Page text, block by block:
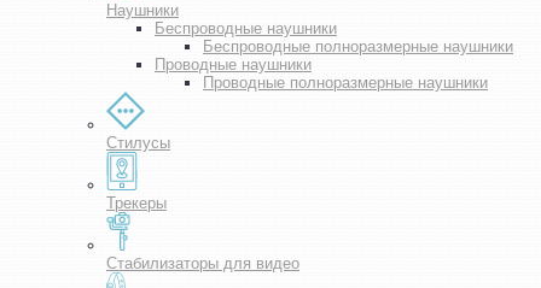
Наушники
Беспроводные наушники
Беспроводные полноразмерные наушники
Проводные наушники
Проводные полноразмерные наушники
Стилусы
Трекеры
Стабилизаторы для видео